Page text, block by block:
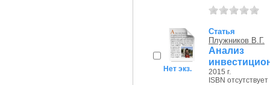
Нет экз.
Статья
Плужников В.Г.
Анализ
2015 г.
ISBN отсутствует